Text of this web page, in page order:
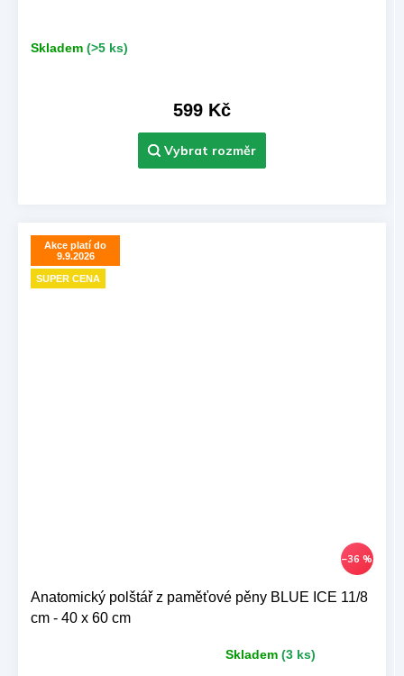
Skladem (>5 ks)
599 Kč
Akce platí do
9.9.2026
SUPER CENA
–36 %
Anatomický polštář z paměťové pěny BLUE ICE 11/8
cm - 40 x 60 cm
Skladem (3 ks)